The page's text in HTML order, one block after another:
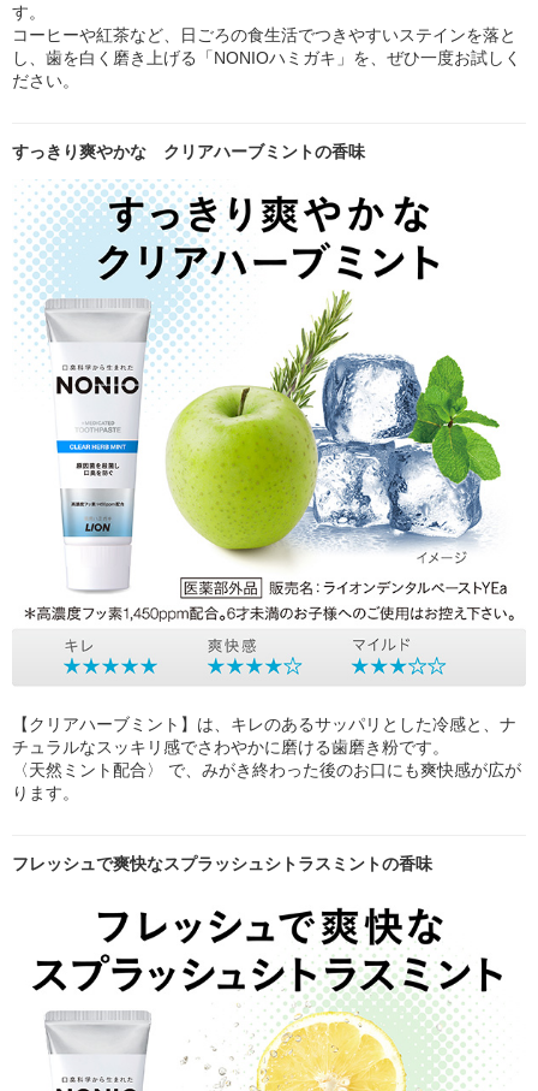
す。
コーヒーや紅茶など、日ごろの食生活でつきやすいステインを落と
し、歯を白く磨き上げる「NONIOハミガキ」を、ぜひ一度お試しく
ださい。
すっきり爽やかな クリアハーブミントの香味
【クリアハーブミント】は、キレのあるサッパリとした冷感と、ナ
チュラルなスッキリ感でさわやかに磨ける歯磨き粉です。
〈天然ミント配合〉 で、みがき終わった後のお口にも爽快感が広が
ります。
フレッシュで爽快なスプラッシュシトラスミントの香味